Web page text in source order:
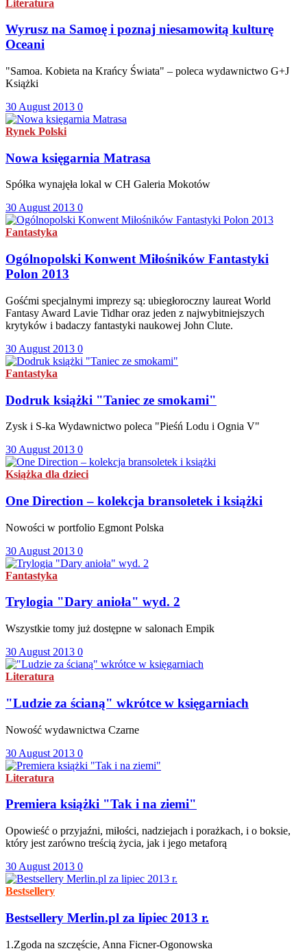
Literatura
Wyrusz na Samoę i poznaj niesamowitą kulturę
Oceani
"Samoa. Kobieta na Krańcy Świata" – poleca wydawnictwo G+J
Książki
30 August 2013 0
Rynek Polski
Nowa księgarnia Matrasa
Spółka wynajęła lokal w CH Galeria Mokotów
30 August 2013 0
Fantastyka
Ogólnopolski Konwent Miłośników Fantastyki
Polon 2013
Gośćmi specjalnymi imprezy są: ubiegłoroczny laureat World
Fantasy Award Lavie Tidhar oraz jeden z najwybitniejszych
krytyków i badaczy fantastyki naukowej John Clute.
30 August 2013 0
Fantastyka
Dodruk książki "Taniec ze smokami"
Zysk i S-ka Wydawnictwo poleca "Pieśń Lodu i Ognia V"
30 August 2013 0
Książka dla dzieci
One Direction – kolekcja bransoletek i książki
Nowości w portfolio Egmont Polska
30 August 2013 0
Fantastyka
Trylogia "Dary anioła" wyd. 2
Wszystkie tomy już dostępne w salonach Empik
30 August 2013 0
Literatura
"Ludzie za ścianą" wkrótce w księgarniach
Nowość wydawnictwa Czarne
30 August 2013 0
Literatura
Premiera książki "Tak i na ziemi"
Opowieść o przyjaźni, miłości, nadziejach i porażkach, i o boksie,
który jest zarówno treścią życia, jak i jego metaforą
30 August 2013 0
Bestsellery
Bestsellery Merlin.pl za lipiec 2013 r.
1.Zgoda na szczęście, Anna Ficner-Ogonowska